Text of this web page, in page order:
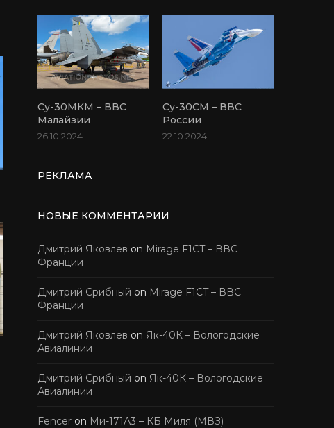
Су-30МКМ – ВВС
Малайзии
26.10.2024
Су-30СМ – ВВС
России
22.10.2024
РЕКЛАМА
НОВЫЕ КОММЕНТАРИИ
Дмитрий Яковлев on Mirage F1CT – ВВС
Франции
Дмитрий Срибный on Mirage F1CT – ВВС
Франции
Дмитрий Яковлев on Як-40К – Вологодские
Авиалинии
Дмитрий Срибный on Як-40К – Вологодские
Авиалинии
Fencer on Ми-171А3 – КБ Миля (МВЗ)